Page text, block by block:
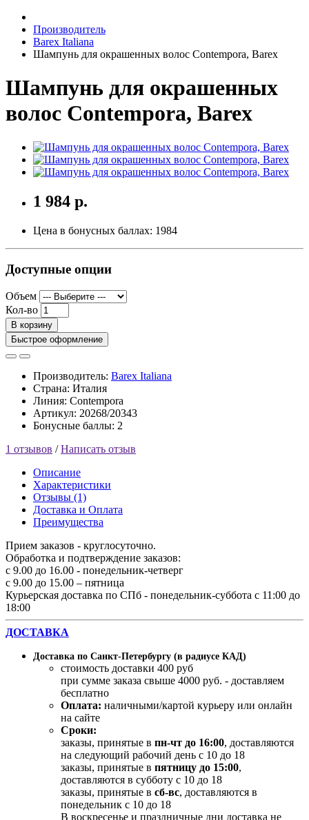
Производитель
Barex Italiana
Шампунь для окрашенных волос Contempora, Barex
Шампунь для окрашенных
волос Contempora, Barex
1 984 р.
Цена в бонусных баллах: 1984
Доступные опции
Объем
Кол-во
В корзину
Быстрое оформление
Производитель: Barex Italiana
Страна: Италия
Линия: Contempora
Артикул: 20268/20343
Бонусные баллы: 2
1 отзывов /Написать отзыв
Описание
Характеристики
Отзывы (1)
Доставка и Оплата
Преимущества
Прием заказов - круглосуточно.
Обработка и подтверждение заказов:
с 9.00 до 16.00 - понедельник-четверг
с 9.00 до 15.00 – пятница
Курьерская доставка по СПб - понедельник-суббота с 11:00 до
18:00
ДОСТАВКА
Доставка по Санкт-Петербургу (в радиусе КАД)
стоимость доставки 400 руб
при сумме заказа свыше 4000 руб. - доставляем
бесплатно
Оплата: наличными/картой курьеру или онлайн
на сайте
Сроки:
заказы, принятые в пн-чт до 16:00, доставляются
на следующий рабочий день с 10 до 18
заказы, принятые в пятницу до 15:00,
доставляются в субботу с 10 до 18
заказы, принятые в сб-вс, доставляются в
понедельник с 10 до 18
В воскресенье и праздничные дни доставка не